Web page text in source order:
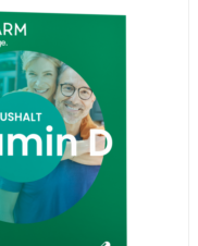
und
einnehmen, nach